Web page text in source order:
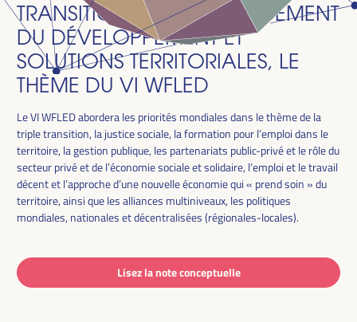
TRANSITION JUSTE, FINANCEMENT
DU DÉVELOPPEMENT ET
SOLUTIONS TERRITORIALES, LE
THÈME DU VI WFLED
Le VI WFLED abordera les priorités mondiales dans le thème de la
triple transition, la justice sociale, la formation pour l’emploi dans le
territoire, la gestion publique, les partenariats public-privé et le rôle du
secteur privé et de l’économie sociale et solidaire, l’emploi et le travail
décent et l’approche d’une nouvelle économie qui « prend soin » du
territoire, ainsi que les alliances multiniveaux, les politiques
mondiales, nationales et décentralisées (régionales-locales).
Lisez la note conceptuelle